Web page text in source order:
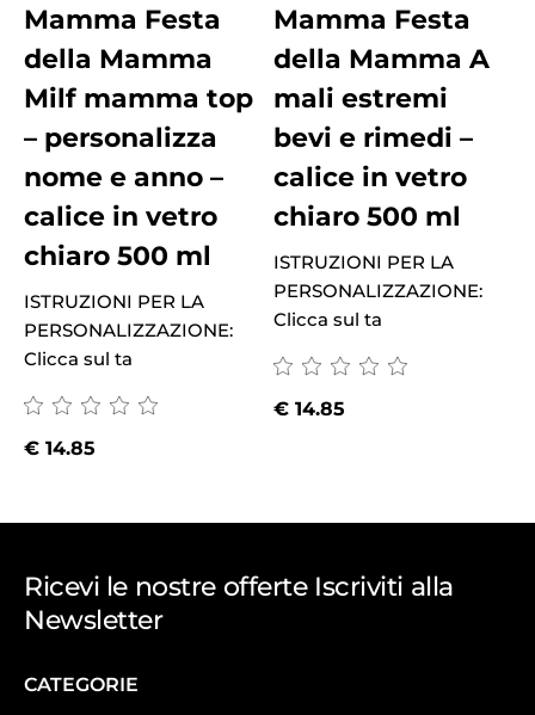
Mamma Festa
della Mamma
Milf mamma top
– personalizza
nome e anno –
calice in vetro
chiaro 500 ml
ISTRUZIONI PER LA
PERSONALIZZAZIONE:
Clicca sul ta
€14.85
Mamma Festa
della Mamma A
mali estremi
bevi e rimedi –
calice in vetro
chiaro 500 ml
ISTRUZIONI PER LA
PERSONALIZZAZIONE:
Clicca sul ta
€ 14.85
Ricevi le nostre offerte Iscriviti alla
Newsletter
CATEGORIE